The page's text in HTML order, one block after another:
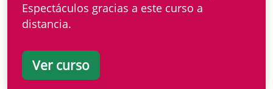
Espectáculos gracias a este curso a
distancia.
Ver curso